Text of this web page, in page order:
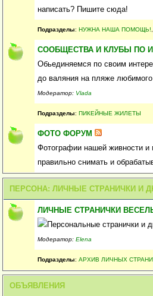
написать? Пишите сюда!
Подразделы: НУЖНА НАША ПОМОЩЬ!
СООБЩЕСТВА И КЛУБЫ ПО
Обьединяемся по своим
до валяния на пляже любимого
Модератор: Vlada
Подразделы: ПИКЕЙНЫЕ ЖИЛЕТЫ
ФОТО ФОРУМ
Фотографии нашей живности и
правильно снимать и
ПЕРСОНА: ЛИЧНЫЕ СТРАНИЧКИ И
ЛИЧНЫЕ СТРАНИЧКИ
Персональные странички и
Модератор: Elena
Подразделы: АРХИВ ЛИЧНЫХ
ОБЪЯВЛЕНИЯ